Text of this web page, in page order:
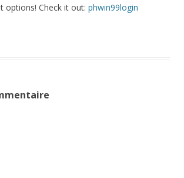
options! Check it out: phwin99login